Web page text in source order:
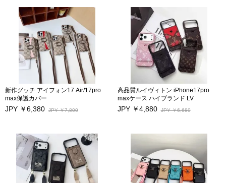
キス防止 アイフォン14/14Pro/14Pro
Max/13/13Proカバー 激安海外通販
キス防止 アイフォン14/14Pro/14Pro
Max/13/13Proカバー 激安海外通販
新作グッチ アイフォン17 Air/17pro
max保護カバー
iphone16 iphone16pro/ 16pro maxケ
ース カードポケット付き
プロ携帯カバー ストラップ付き Gucci
アイフォン14 Pro max 17スマホ保護
カバー 激安 iPhone13pro/13 Pro
max/12スマホケース 高品質
JPY ￥6,380 JPY ￥7,800
高品質ルイヴィトン iPhone17pro
maxケース ハイブランド LV
iPhone17/17Pro/17airスマホケース
性能抜群 カードポケット付き アイフ
iphone14Pro Max/13/13Pro 12Pro
Maxケース モノグラムビジネス風
JPY ￥4,880 JPY ￥6,680